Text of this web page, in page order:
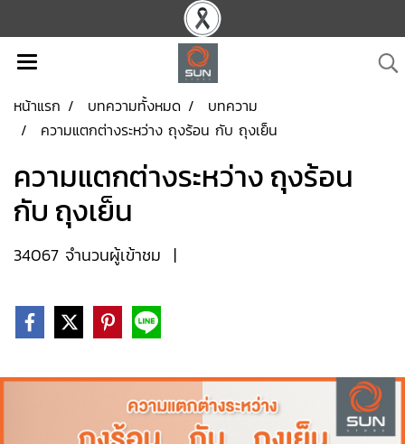
หน้าแรก บทความทั้งหมด
บทความ
ความแตกต่างระหว่าง ถุงร้อน กับ ถุงเย็น
ความแตกต่างระหว่าง ถุงร้อน
กับ ถุงเย็น
34067 จำนวนผู้เข้าชม |